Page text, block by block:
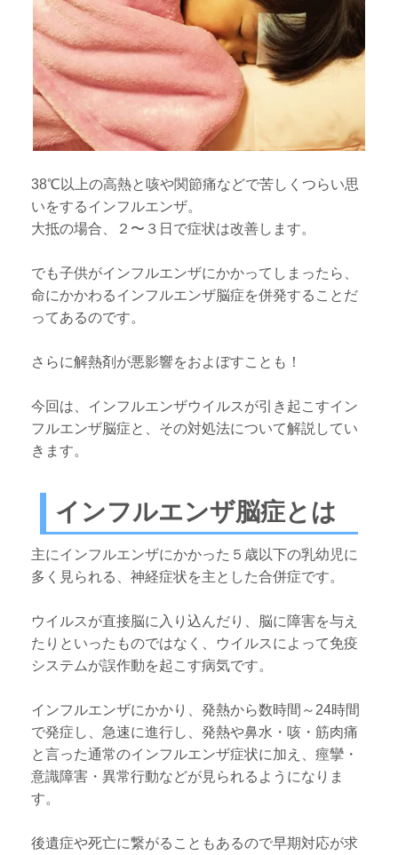
38℃以上の高熱と咳や関節痛などで苦しくつらい思
いをするインフルエンザ。
大抵の場合、２〜３日で症状は改善します。
でも子供がインフルエンザにかかってしまったら、
命にかかわるインフルエンザ脳症を併発することだ
ってあるのです。
さらに解熱剤が悪影響をおよぼすことも！
今回は、インフルエンザウイルスが引き起こすイン
フルエンザ脳症と、その対処法について解説してい
きます。
インフルエンザ脳症とは
主にインフルエンザにかかった５歳以下の乳幼児に
多く見られる、神経症状を主とした合併症です。
ウイルスが直接脳に入り込んだり、脳に障害を与え
たりといったものではなく、ウイルスによって免疫
システムが誤作動を起こす病気です。
インフルエンザにかかり、発熱から数時間～24時間
で発症し、急速に進行し、発熱や鼻水・咳・筋肉痛
と言った通常のインフルエンザ症状に加え、痙攣・
意識障害・異常行動などが見られるようになりま
す。
後遺症や死亡に繋がることもあるので早期対応が求